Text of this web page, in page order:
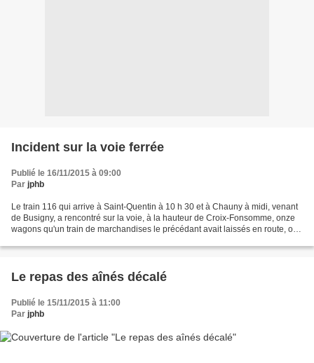
Incident sur la voie ferrée
Publié le 16/11/2015 à 09:00
Par jphb
Le train 116 qui arrive à Saint-Quentin à 10 h 30 et à Chauny à midi, venant
de Busigny, a rencontré sur la voie, à la hauteur de Croix-Fonsomme, onze
wagons qu'un train de marchandises le précédant avait laissés en route, on
Le repas des aînés décalé
Publié le 15/11/2015 à 11:00
Par jphb